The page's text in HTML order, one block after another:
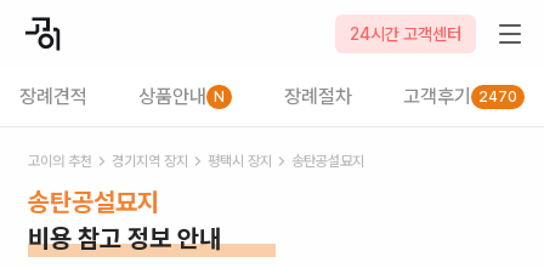
24시간 고객센터
장례견적 상품안내 N 장례절차 고객후기 2470
고이의 추천 경기 지역 장지 평택시 장지 송탄공설묘지
송탄공설묘지
비용 참고 정보 안내